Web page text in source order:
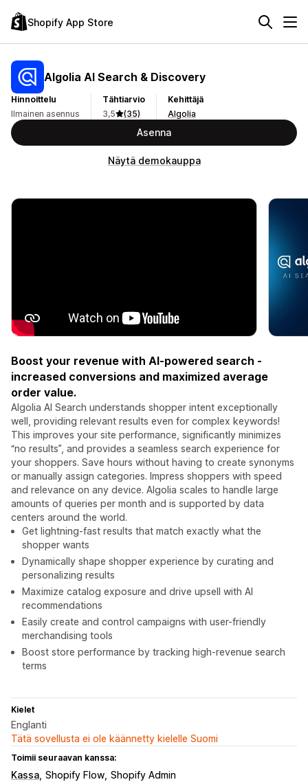
Shopify App Store
Algolia AI Search & Discovery
Hinnoittelu
Ilmainen asennus
Tähtiarvio
3,5
(35)
Kehittäjä
Algolia
Asenna
Näytä demokauppa
Boost your revenue with AI-powered search -
increased conversions and maximized average
order value.
Algolia AI Search understands shopper intent exceptionally
well, providing relevant results even for complex keywords!
This improves your site performance, significantly minimizes
“no results”, and provides a seamless search experience for
your shoppers. Save hours without having to create synonyms
or manually assign categories. Impress shoppers with speed
and relevance on any device. Algolia scales to handle large
amounts of queries per month and is supported by data
centers around the world.
Get lightning-fast results that match exactly what the
shopper wants
Dynamically shape shopper experience by curating and
personalizing results
Maximize catalog exposure and drive upsell with AI
recommendations
Easily create and control campaigns with user-friendly
merchandising tools
Boost store performance by tracking high-revenue search
terms
Kielet
Englanti
Tätä sovellusta ei ole käännetty kielelle Suomi
Toimii seuraavan kanssa:
Kassa Shopify Flow Shopify Admin